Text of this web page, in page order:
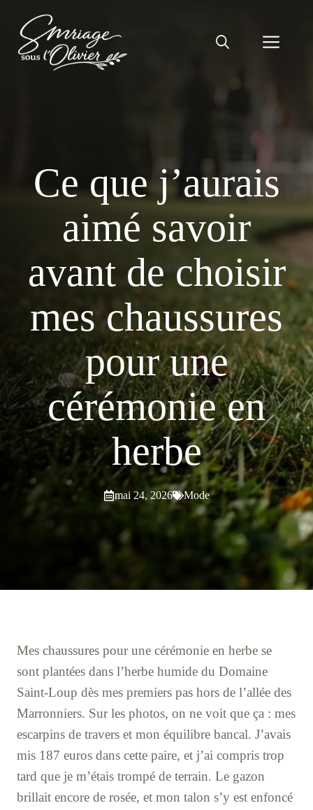
contenu
Ce que j’aurais
aimé savoir
avant de choisir
mes chaussures
pour une
cérémonie en
herbe
mai 24, 2026 Mode
Mes chaussures pour une cérémonie en herbe se
sont plantées dans l’herbe humide du Domaine
Saint-Loup dès mes premiers pas hors de l’allée des
Marronniers. Sur les photos, on ne voit que ça : mes
escarpins de travers et mon équilibre bancal. J’avais
mis 187 euros dans cette paire, et j’ai compris trop
tard que je m’étais trompé de terrain. Le gazon
brillait encore de rosée, et mon talon s’y est enfoncé